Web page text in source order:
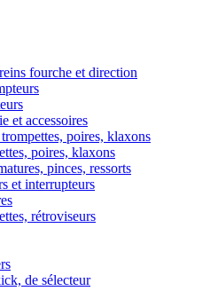
fourche et direction
et accessoires
poires, klaxons
poires, klaxons
pinces, ressorts
et interrupteurs
rétroviseurs
de sélecteur